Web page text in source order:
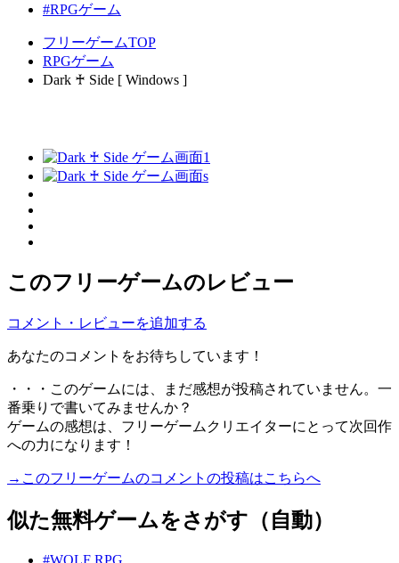
#RPGゲーム
フリーゲームTOP
RPGゲーム
Dark ♰ Side [ Windows ]
このフリーゲームのレビュー
コメント・レビューを追加する
あなたのコメントをお待ちしています！
・・・このゲームには、まだ感想が投稿されていません。一
番乗りで書いてみませんか？
ゲームの感想は、フリーゲームクリエイターにとって次回作
への力になります！
→このフリーゲームのコメントの投稿はこちらへ
似た無料ゲームをさがす（自動）
#WOLF RPG